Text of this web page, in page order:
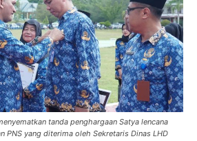
tanda penghargaan Satya lencana
PNS yang diterima oleh Sekretaris Dinas LHD